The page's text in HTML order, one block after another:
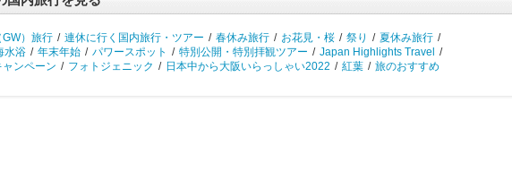
）旅行 / 連休に行く国内旅行・ツアー / 春休み旅行 / お花見・桜 / 祭り / 夏休み旅行 /
水浴 / 年末年始 / パワースポット / 特別公開・特別拝観ツアー / Japan Highlights Travel
/
ンペーン / フォトジェニック / 日本中から大阪いらっしゃい2022 / 紅葉 / 旅のおすすめ